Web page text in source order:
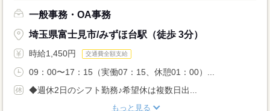
一般事務・OA事務
埼玉県富士見市/みずほ台駅（徒歩 3分）
時給1,450円 交通費全額支給
09：00〜17：15（実働07：15、休憩01：00）...
◆週休2日のシフト勤務♪希望休は複数日出...
もっと見る